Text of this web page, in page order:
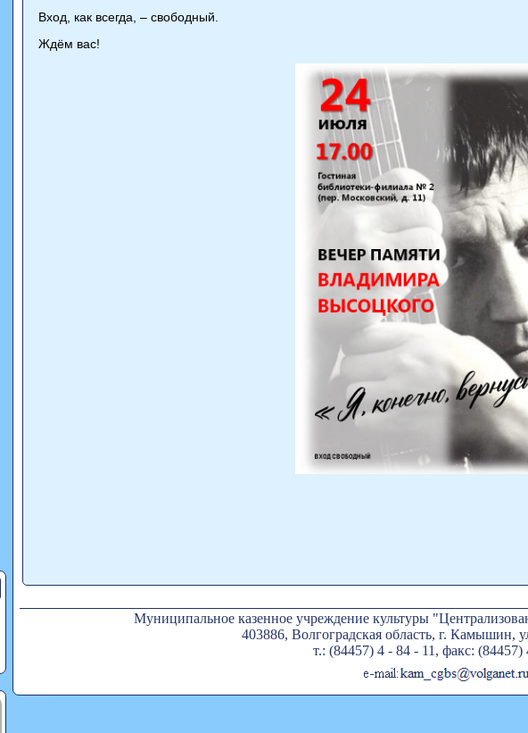
Вход, как всегда, – свободный.
Ждём вас!
Муниципальное казенное учреждение культуры
403886, Волгоградская область, г. Камышин,
т.: (84457) 4 - 84 - 11, факс: (84457)